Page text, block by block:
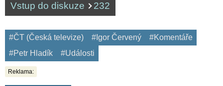
Vstup do diskuze 232
#ČT (Česká televize) #Igor Červený
#Komentáře
#Petr Hladík
#Události
Reklama: